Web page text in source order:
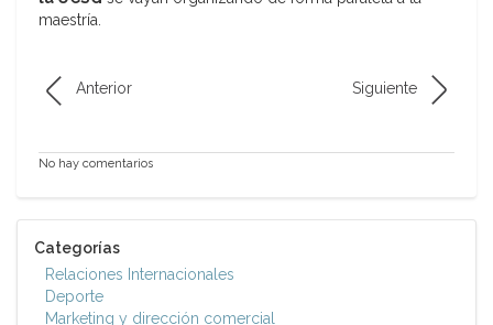
maestría.
Anterior Siguiente
No hay comentarios
Categorías
Relaciones Internacionales
Deporte
Marketing y dirección comercial